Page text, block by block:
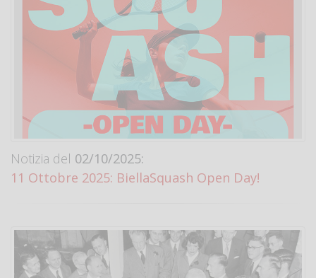
Notizia del 02/10/2025:
11 Ottobre 2025: BiellaSquash Open Day!